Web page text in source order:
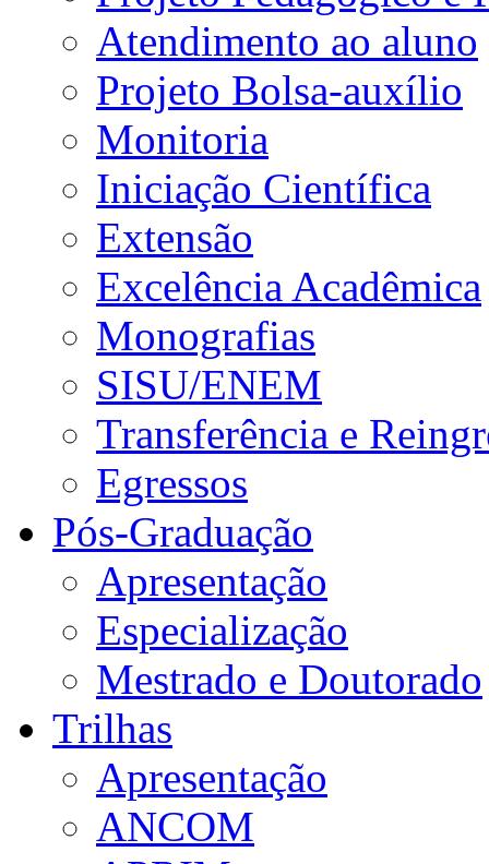
Atendimento ao aluno
Projeto Bolsa-auxílio
Monitoria
Iniciação Científica
Extensão
Excelência Acadêmica
Monografias
SISU/ENEM
Transferência e
Egressos
Pós-Graduação
Apresentação
Especialização
Mestrado e Doutorado
Trilhas
Apresentação
ANCOM